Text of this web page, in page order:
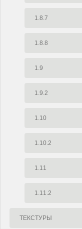
1.8.7
1.8.8
1.9
1.9.2
1.10
1.10.2
1.11
1.11.2
ТЕКСТУРЫ